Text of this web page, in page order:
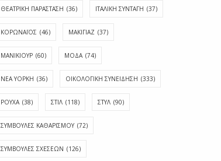
ΘΕΑΤΡΙΚΗ ΠΑΡΑΣΤΑΣΗ (36) ΙΤΑΛΙΚΗ ΣΥΝΤΑΓΗ (37)
ΚΟΡΩΝΑΪΟΣ (46) ΜΑΚΙΓΙΑΖ (37)
ΜΑΝΙΚΙΟΥΡ (60) ΜΟΔΑ (74)
ΝΕΑ ΥΟΡΚΗ (36) ΟΙΚΟΛΟΓΙΚΗ ΣΥΝΕΙΔΗΣΗ (333)
ΡΟΥΧΑ (38) ΣΤΙΛ (118) ΣΤΥΛ (90)
ΣΥΜΒΟΥΛΕΣ ΚΑΘΑΡΙΣΜΟΥ (72)
ΣΥΜΒΟΥΛΕΣ ΣΧΕΣΕΩΝ (126)